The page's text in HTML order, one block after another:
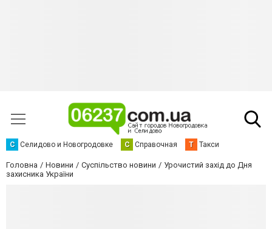
С Селидово и Новогродовке С Справочная Т Такси
Головна Новини Суспільство новини
Урочистий захід до Дня
захисника України